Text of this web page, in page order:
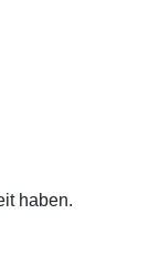
haben.